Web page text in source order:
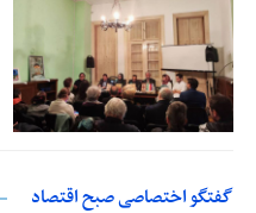
گفتگو اختصاصی صبح اقتصاد